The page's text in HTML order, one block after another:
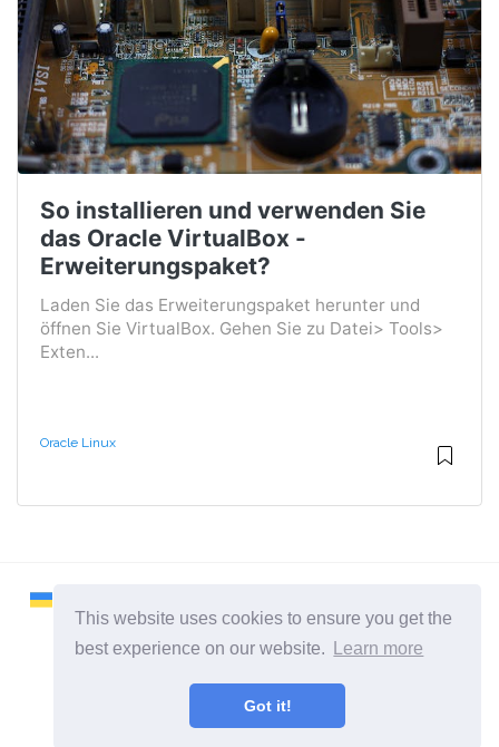
This website uses cookies to ensure you get the
best experience on our website.
Learn more
Got it!
So installieren und verwenden Sie
das Oracle VirtualBox -
Erweiterungspaket?
Laden Sie das Erweiterungspaket herunter und
öffnen Sie VirtualBox. Gehen Sie zu Datei> Tools>
Exten...
Oracle Linux
2026 ©Remontcompa
Alle Kategorien